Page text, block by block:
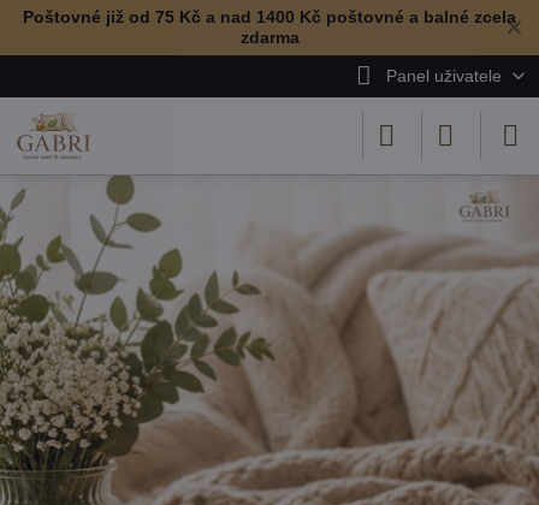
✕
Poštovné již od 75 Kč a nad 1400 Kč poštovné a balné zcela
zdarma
Panel uživatele